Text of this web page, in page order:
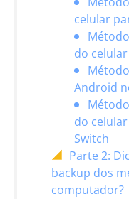
celular
do
Android
do
Switch
Parte 2:
backup dos
computador?